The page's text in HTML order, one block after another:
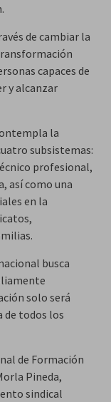
de cambiar la
capaces de
y alcanzar
la
subsistemas:
profesional,
así como una
en la
busca
solo será
de todos los
de Formación
Pineda,
sindical